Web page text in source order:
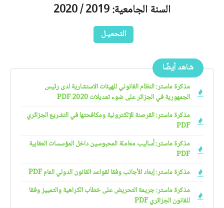
السنة الجامعية: 2019 / 2020
التحميـل
شاهد أيضًا
مذكرة ماستر: النظام القانوني للهيئات الاستشارية لدى رئيس
الجمهورية في الجزائر على ضوء تعديلات 2020 PDF
مذكرة ماستر: القرصنة الإلكترونية ومكافحتها في التشريع الجزائري
PDF
مذكرة ماستر: أساليب معاملة المحبوسين داخل المؤسسات العقابية
PDF
مذكرة ماستر: إبعاد الأجانب وفقا لقواعد القانون الدولي العام PDF
مذكرة ماستر: جريمة التحريض على خطاب الكراهية والتمييز وفقا
للقانون الجزائري PDF